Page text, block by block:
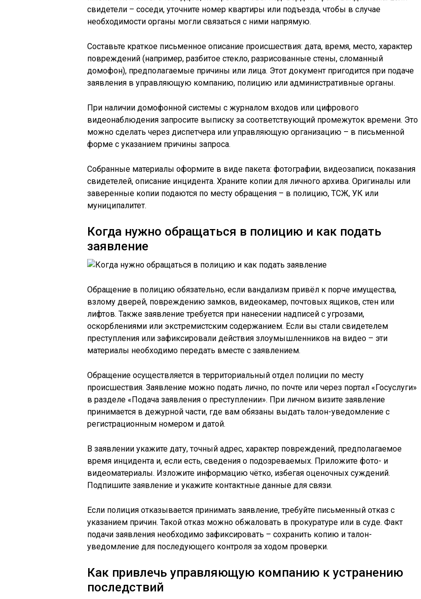
свидетели – соседи, уточните номер квартиры или подъезда, чтобы в случае
необходимости органы могли связаться с ними напрямую.
Составьте краткое письменное описание происшествия: дата, время, место, характер
повреждений (например, разбитое стекло, разрисованные стены, сломанный
домофон), предполагаемые причины или лица. Этот документ пригодится при подаче
заявления в управляющую компанию, полицию или административные органы.
При наличии домофонной системы с журналом входов или цифрового
видеонаблюдения запросите выписку за соответствующий промежуток времени. Это
можно сделать через диспетчера или управляющую организацию – в письменной
форме с указанием причины запроса.
Собранные материалы оформите в виде пакета: фотографии, видеозаписи, показания
свидетелей, описание инцидента. Храните копии для личного архива. Оригиналы или
заверенные копии подаются по месту обращения – в полицию, ТСЖ, УК или
муниципалитет.
Когда нужно обращаться в полицию и как подать
заявление
Обращение в полицию обязательно, если вандализм привёл к порче имущества,
взлому дверей, повреждению замков, видеокамер, почтовых ящиков, стен или
лифтов. Также заявление требуется при нанесении надписей с угрозами,
оскорблениями или экстремистским содержанием. Если вы стали свидетелем
преступления или зафиксировали действия злоумышленников на видео – эти
материалы необходимо передать вместе с заявлением.
Обращение осуществляется в территориальный отдел полиции по месту
происшествия. Заявление можно подать лично, по почте или через портал «Госуслуги»
в разделе «Подача заявления о преступлении». При личном визите заявление
принимается в дежурной части, где вам обязаны выдать талон-уведомление с
регистрационным номером и датой.
В заявлении укажите дату, точный адрес, характер повреждений, предполагаемое
время инцидента и, если есть, сведения о подозреваемых. Приложите фото- и
видеоматериалы. Изложите информацию чётко, избегая оценочных суждений.
Подпишите заявление и укажите контактные данные для связи.
Если полиция отказывается принимать заявление, требуйте письменный отказ с
указанием причин. Такой отказ можно обжаловать в прокуратуре или в суде. Факт
подачи заявления необходимо зафиксировать – сохранить копию и талон-
уведомление для последующего контроля за ходом проверки.
Как привлечь управляющую компанию к устранению
последствий